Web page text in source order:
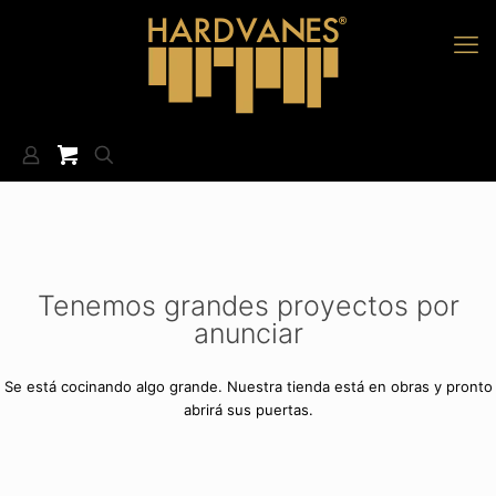
Tenemos grandes proyectos por
anunciar
Se está cocinando algo grande. Nuestra tienda está en obras y pronto
abrirá sus puertas.